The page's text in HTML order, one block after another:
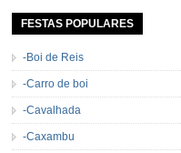
de […]
FESTAS POPULARES
-Boi de Reis
-Carro de boi
-Cavalhada
-Caxambu